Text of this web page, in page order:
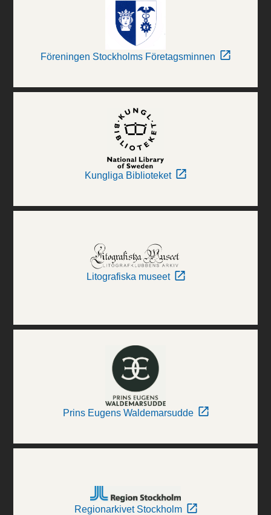
Föreningen Stockholms Företagsminnen
Kungliga Biblioteket
Litografiska museet
Prins Eugens Waldemarsudde
Regionarkivet Stockholm